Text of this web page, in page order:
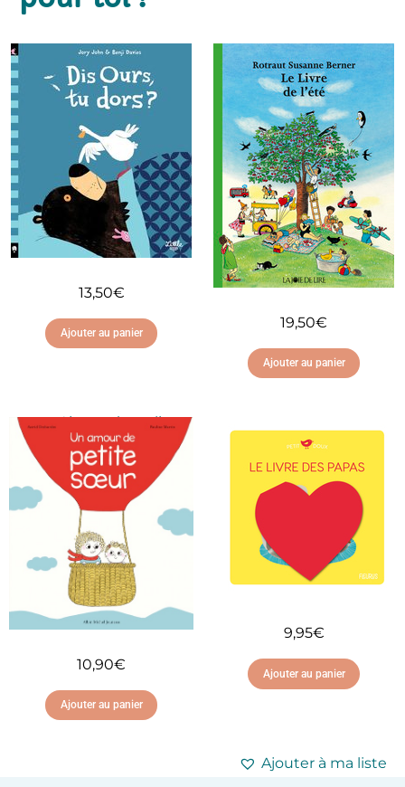
13,50€
Ajouter au panier
Ajouter à ma liste
d'envies
19,50€
Ajouter au panier
Ajouter à ma liste
d'envies
10,90€
Ajouter au panier
9,95€
Ajouter au panier
Ajouter à ma liste